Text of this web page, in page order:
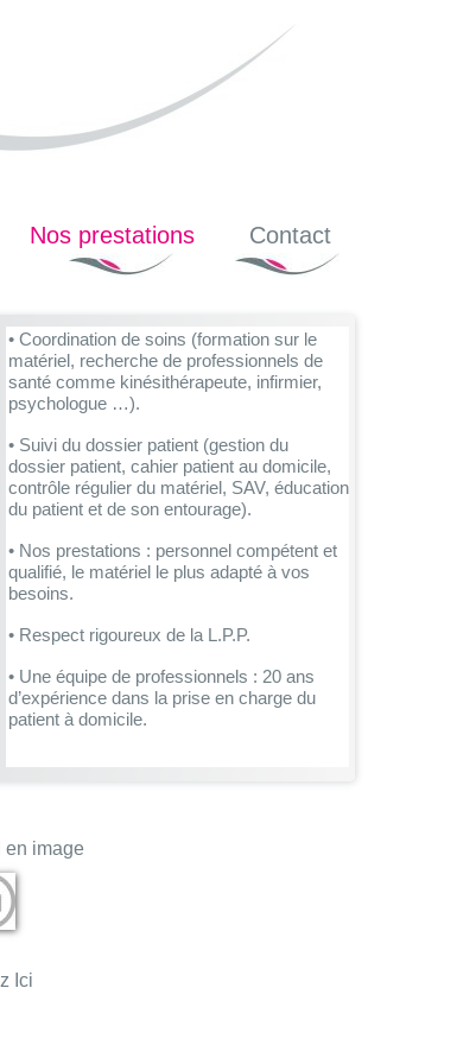
Ici
en image
• Coordination de soins (formation sur le
matériel, recherche de professionnels de
santé comme kinésithérapeute, infirmier,
psychologue …).
• Suivi du dossier patient (gestion du
dossier patient, cahier patient au domicile,
contrôle régulier du matériel, SAV, éducation
du patient et de son entourage).
• Nos prestations : personnel compétent et
qualifié, le matériel le plus adapté à vos
besoins.
• Respect rigoureux de la L.P.P.
• Une équipe de professionnels : 20 ans
d’expérience dans la prise en charge du
patient à domicile.
Contact
Nos prestations